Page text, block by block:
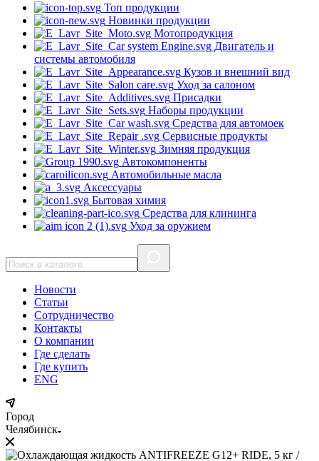
Топ продукции
Новинки продукции
Мотопродукция
Двигатель и
системы автомобиля
Кузов и внешний вид
Уход за салоном
Присадки
Наборы продукции
Средства для автомоек
Сервисные продукты
Зимняя продукция
Автокомпоненты
Автомобильные масла
Аксессуары
Бытовая химия
Средства для клининга
Уход за оружием
Новости
Статьи
Сотрудничество
Контакты
О компании
Где сделать
Где купить
ENG
Город
Челябинск